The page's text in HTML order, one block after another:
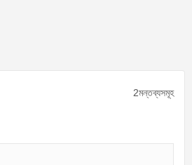
2মন্তব্যসমূহ